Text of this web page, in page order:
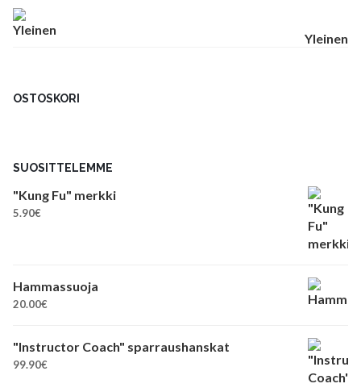
Yleinen
OSTOSKORI
SUOSITTELEMME
"Kung Fu" merkki
5.90€
Hammassuoja
20.00€
"Instructor Coach" sparraushanskat
99.90€